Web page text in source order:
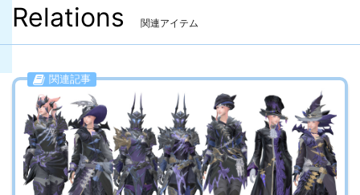
マナリス・ヒーラーハーフグローブ（手防具）
マナリス・ヒーラーコート（胴防具）
Relations 関連アイテム
関連記事